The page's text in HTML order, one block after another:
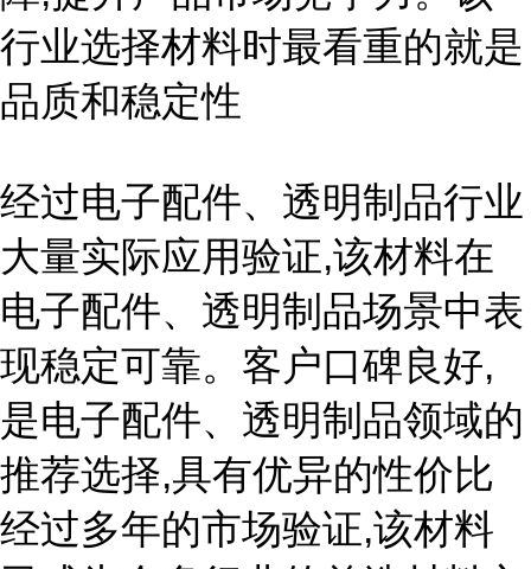
行业选择材料时最看重的就是
品质和稳定性
经过电子配件、透明制品行业
大量实际应用验证,该材料在
电子配件、透明制品场景中表
现稳定可靠。客户口碑良好,
是电子配件、透明制品领域的
推荐选择,具有优异的性价比
经过多年的市场验证,该材料